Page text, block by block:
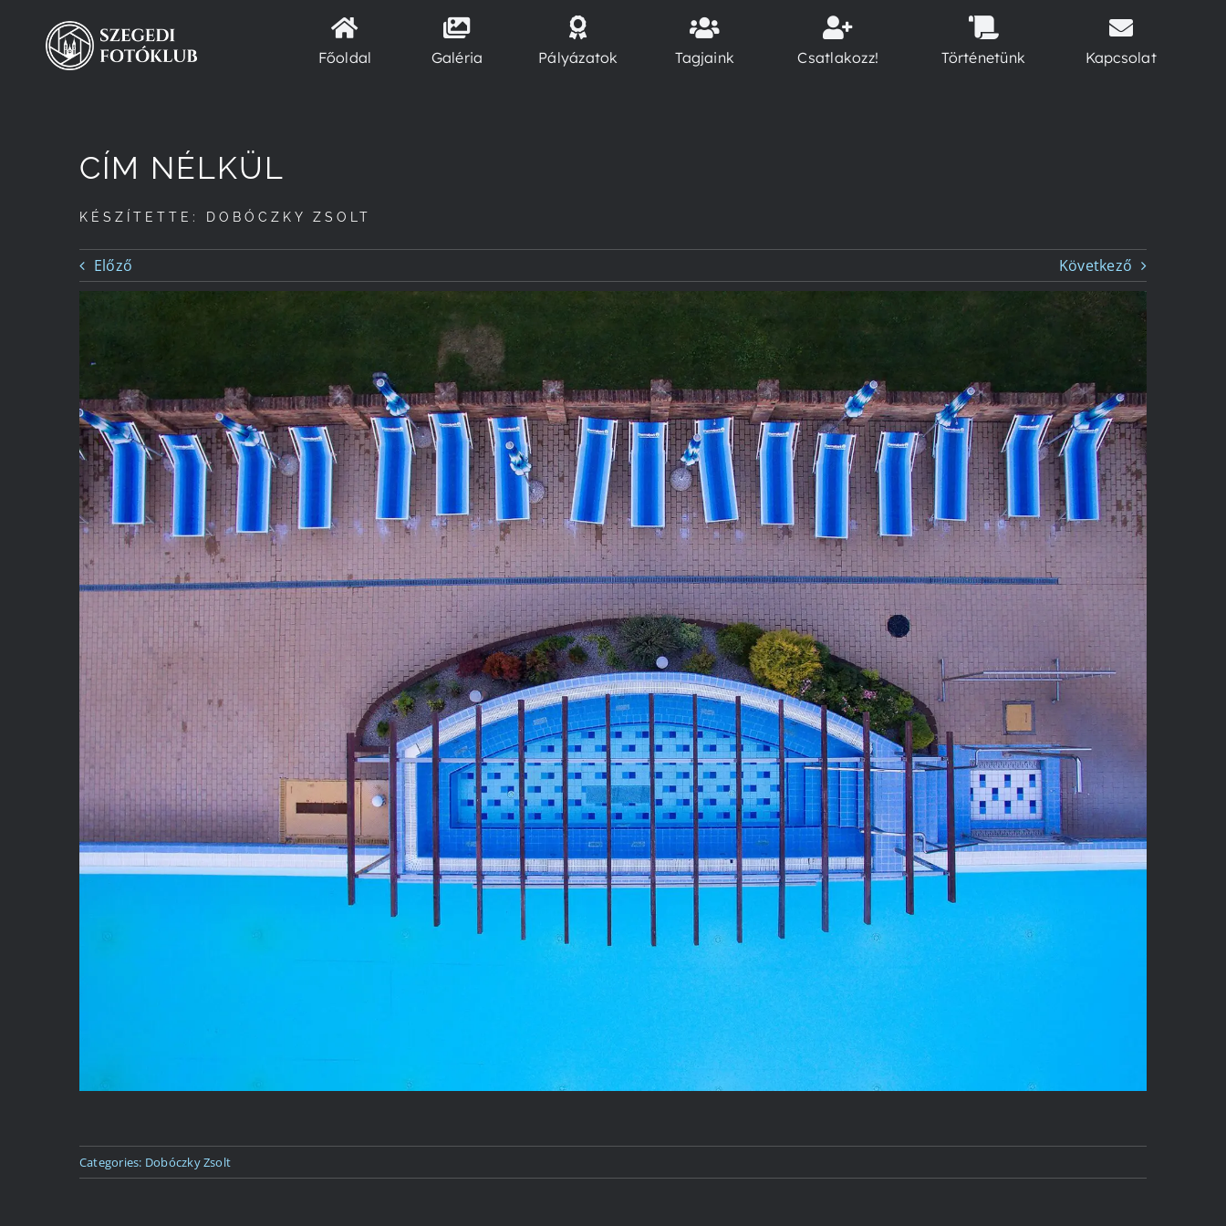
Kihagyás
Főoldal Galéria Pályázatok Tagjaink Csatlakozz! Történetünk Kapcsolat
CÍM NÉLKÜL
KÉSZÍTETTE: DOBÓCZKY ZSOLT
Előző Következő
Categories: Dobóczky Zsolt